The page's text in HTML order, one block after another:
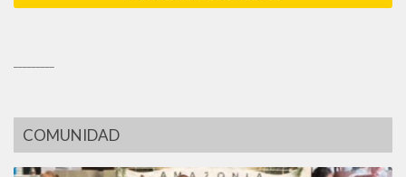
COMUNIDAD